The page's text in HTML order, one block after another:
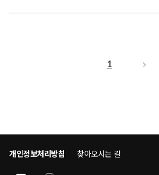
1
개인정보처리방침 찾아오시는 길